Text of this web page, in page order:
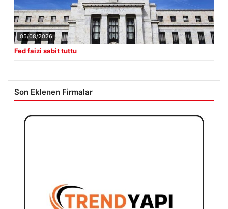
05/08/2026
Fed faizi sabit tuttu
Son Eklenen Firmalar